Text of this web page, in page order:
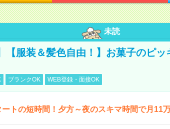
未読
【服装＆髪色自由！】お菓子のピッ
ブランクOK WEB登録・面接OK
トの短時間！夕方～夜のスキマ時間で月11